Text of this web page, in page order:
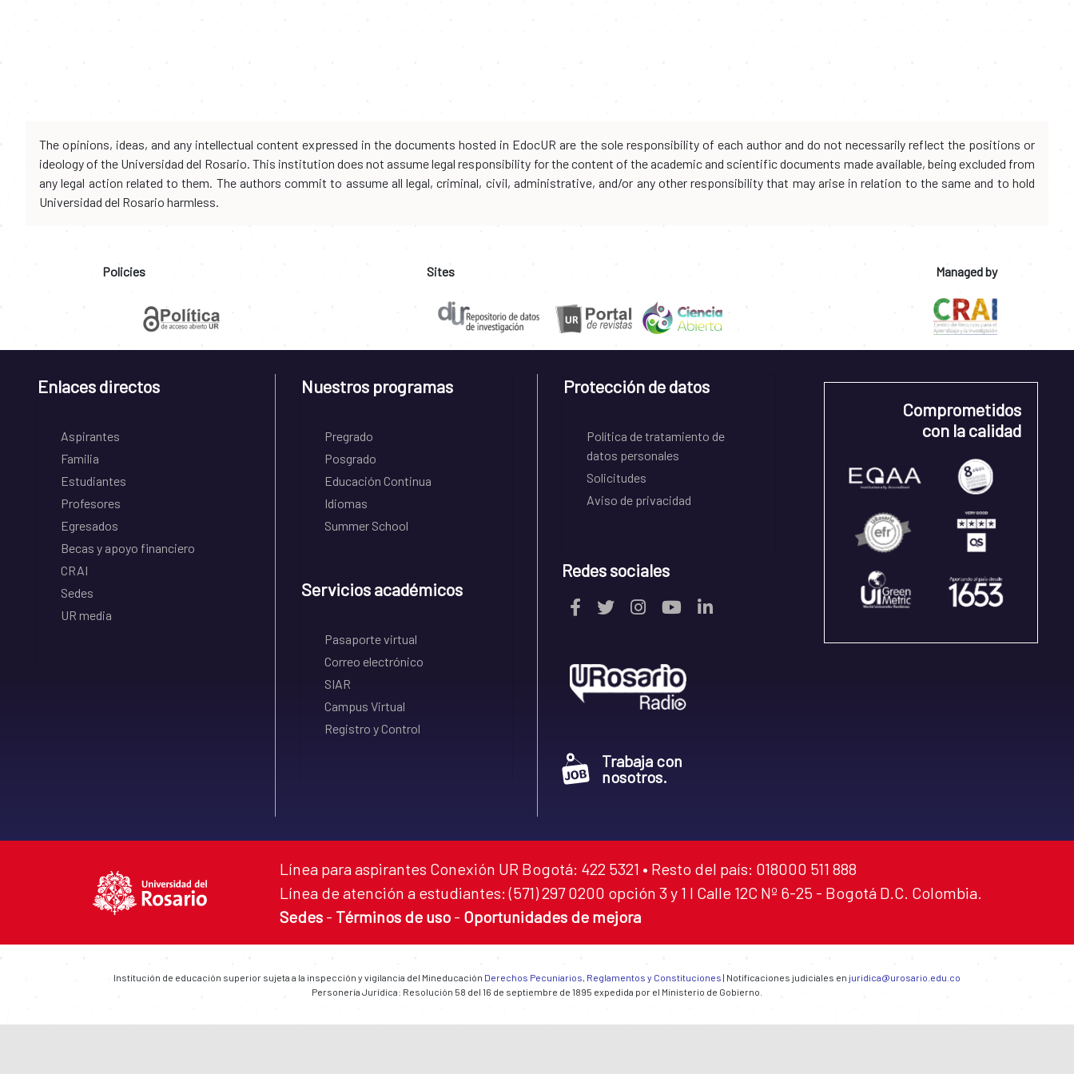
The opinions, ideas, and any intellectual content expressed in the documents hosted in EdocUR are the sole responsibility of each author and do not necessarily reflect the positions or
ideology of the Universidad del Rosario. This institution does not assume legal responsibility for the content of the academic and scientific documents made available, being excluded from
any legal action related to them. The authors commit to assume all legal, criminal, civil, administrative, and/or any other responsibility that may arise in relation to the same and to hold
Universidad del Rosario harmless.
Policies Sites Managed by
Enlaces directos
Aspirantes
Familia
Estudiantes
Profesores
Egresados
Becas y apoyo financiero
CRAI
Sedes
UR media
Nuestros programas
Pregrado
Posgrado
Educación Continua
Idiomas
Summer School
Servicios académicos
Pasaporte virtual
Correo electrónico
SIAR
Campus Virtual
Registro y Control
Protección de datos
Política de tratamiento de
datos personales
Solicitudes
Aviso de privacidad
Redes sociales
Trabaja con
nosotros.
Comprometidos
con la calidad
Línea para aspirantes Conexión UR Bogotá: 422 5321 • Resto del país: 018000 511 888
Línea de atención a estudiantes: (571) 297 0200 opción 3 y 1 I Calle 12C Nº 6-25 - Bogotá D.C. Colombia.
Sedes - Términos de uso - Oportunidades de mejora
Institución de educación superior sujeta a la inspección y vigilancia del Mineducación Derechos Pecuniarios, Reglamentos y Constituciones | Notificaciones judiciales en juridica@urosario.edu.co
Personería Jurídica: Resolución 58 del 16 de septiembre de 1895 expedida por el Ministerio de Gobierno.